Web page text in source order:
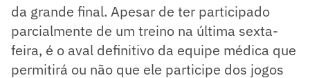
da grande final. Apesar de ter participado
parcialmente de um treino na última sexta-
feira, é o aval definitivo da equipe médica que
permitirá ou não que ele participe dos jogos